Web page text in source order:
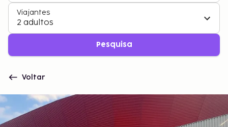
Viajantes
2 adultos
Pesquisa
Voltar